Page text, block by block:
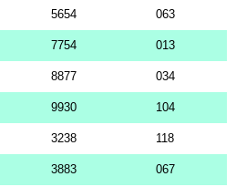
5654 063
7754 013
8877 034
9930 104
3238 118
3883 067